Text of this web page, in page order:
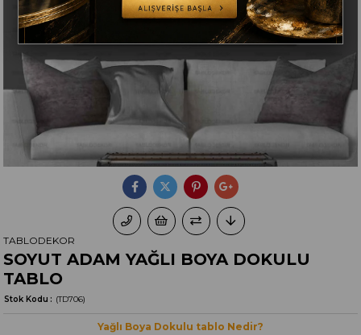
SOYUT ADAM YAĞLI BOYA DOKULU
TABLO
(TD706)
Stok Kodu
TABLODEKOR
Yağlı Boya Dokulu tablo Nedir?